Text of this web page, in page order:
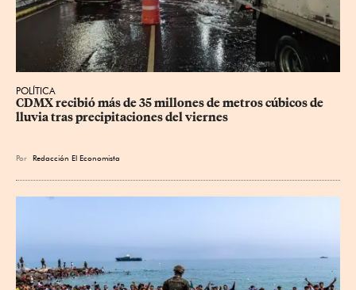
POLÍTICA
CDMX recibió más de 35 millones de metros cúbicos de
lluvia tras precipitaciones del viernes
Por Redacción El Economista